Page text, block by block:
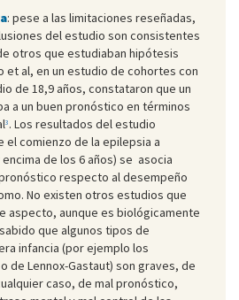
: pese a las limitaciones reseñadas,
del estudio son consistentes
otros que estudiaban hipótesis
et al, en un estudio de cohortes con
de 18,9 años, constataron que un
a un buen pronóstico en términos
3 . Los resultados del estudio
el comienzo de la epilepsia a
de los 6 años) se asocia
respecto al desempeño
No existen otros estudios que
aspecto, aunque es biológicamente
que algunos tipos de
infancia (por ejemplo los
de Lennox-Gastaut) son graves, de
caso, de mal pronóstico,